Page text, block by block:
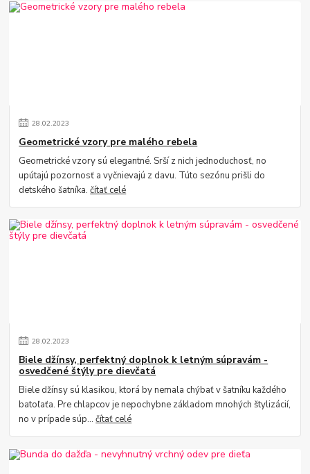
28.02.2023
Geometrické vzory pre malého rebela
Geometrické vzory sú elegantné. Srší z nich jednoduchosť, no
upútajú pozornosť a vyčnievajú z davu. Túto sezónu prišli do
detského šatníka.čítať celé
28.02.2023
Biele džínsy, perfektný doplnok k letným súpravám -
osvedčené štýly pre dievčatá
Biele džínsy sú klasikou, ktorá by nemala chýbať v šatníku každého
batoľaťa. Pre chlapcov je nepochybne základom mnohých štylizácií,
no v prípade súp...čítať celé